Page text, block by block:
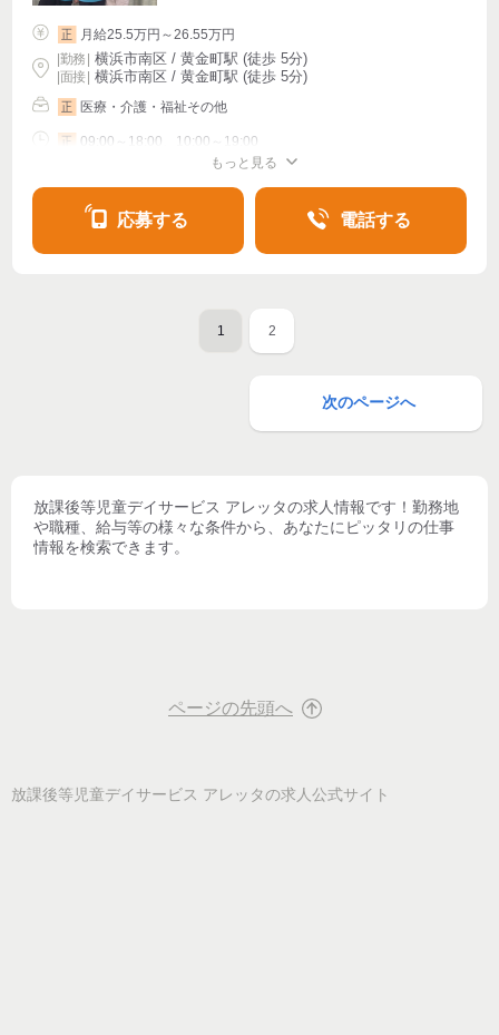
正
月給25.5万円～26.55万円
|勤務 横浜市南区 / 黄金町駅 (徒歩 5分)
| 面接 | 横浜市南区 / 黄金町駅 (徒歩 5分)
正 医療・介護・福祉その他
正 09:00～18:00、10:00～19:00
もっと見る
応募する 電話する
1 2
次のページへ
放課後等児童デイサービス アレッタの求人情報です！勤務地
や職種、給与等の様々な条件から、あなたにピッタリの仕事
情報を検索できます。
ページの先頭へ
放課後等児童デイサービス アレッタの求人公式サイト